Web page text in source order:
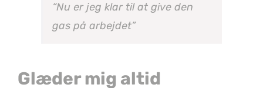
“Nu er jeg klar til at give den
gas på arbejdet”
Glæder mig altid